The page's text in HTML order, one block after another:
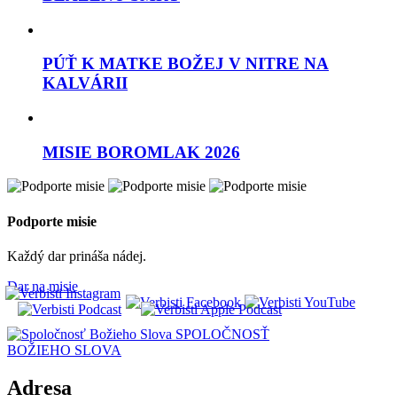
PÚŤ K MATKE BOŽEJ V NITRE NA
KALVÁRII
MISIE BOROMLAK 2026
Podporte misie
Každý dar prináša nádej.
Dar na misie
SPOLOČNOSŤ
BOŽIEHO SLOVA
Adresa